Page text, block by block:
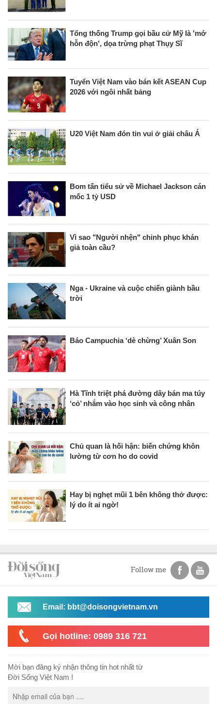
Tổng thống Trump gọi bầu cử Mỹ là 'mớ
hỗn độn', dọa trừng phạt Thụy Sĩ
Tuyển Việt Nam vào bán kết ASEAN Cup
2026 với ngôi nhất bảng
U20 Việt Nam đón tin vui ở giải châu Á
Bom tấn tiểu sử về Michael Jackson cán
mốc 1 tỷ USD
Vì sao "Người nhện" chinh phục khán
giả toàn cầu?
Nga - Ukraine và cuộc chiến giành bầu
trời
Báo Campuchia ‘dè chừng’ Xuân Son
Hà Tĩnh triệt phá đường dây bán ma túy
‘cỏ’ nhắm vào học sinh và công nhân
Chủ quan là hối hận: biến chứng khôn
lường từ cơn ho do covid
Hay bị nghẹt mũi 1 bên không thở được:
lý do ít ai ngờ!
Follow me
Email: bbt@doisongvietnam.vn
Gọi hotline: 0989 316 721
Mời bạn đăng ký nhận thông tin hot nhất từ
Đời Sống Việt Nam !